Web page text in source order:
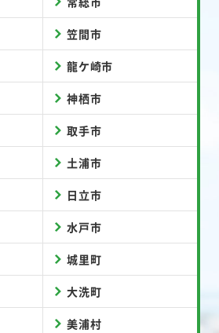
笠間市
龍ケ崎市
神栖市
取手市
土浦市
日立市
水戸市
城里町
大洗町
美浦村